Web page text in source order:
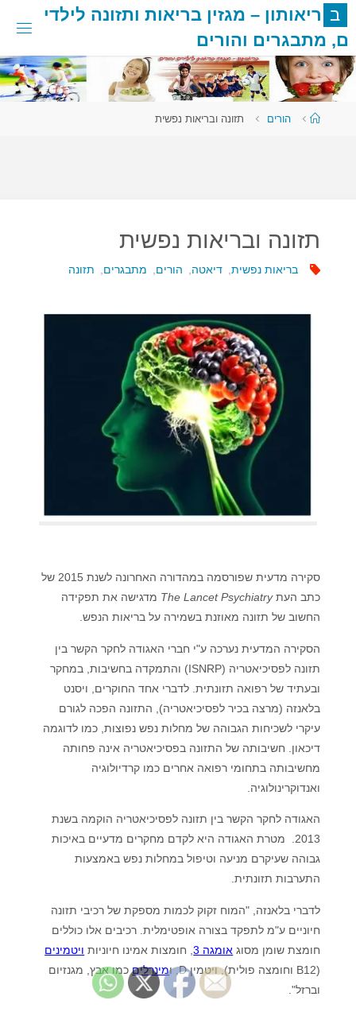
דלגו
לתוכן
ב ריאותון – מגזין בריאות ותזונה לילדי
ם, מתבגרים והורים
עמודהורים תזונה ובריאות נפשית
תזונה ובריאות נפשית
בריאות נפשית דיאטה הורים מתבגרים תזונה
סקירה מדעית שפורסמה במהדורה האחרונה לשנת 2015 של
כתב העתThe Lancet Psychiatry מדגישה את תפקידה
החשוב של תזונה מאוזנת בשמירה על בריאות הנפש.
הסקירה המדעית נערכה ע"י חברי האגודה לחקר הקשר בין
תזונה לפסיכיאטריה (ISNRP) והתמקדה בחשיבות, במחקר
ובעתיד של רפואה תזונתית. לדברי אחד החוקרים, ויסנט
בלאנזה (מרצה בכיר לפסיכיאטריה), התזונה הפכה לגורם
עיקרי לשכיחות הגבוהה של מחלות נפש נפוצות, כמו לדוגמה
דיכאון. חשיבותה של התזונה בפסיכיאטריה אינה פחותה
מחשיבותה בתחומי רפואה אחרים כמו קרדיולוגיה
ואנדוקרינולוגיה.
האגודה לחקר הקשר בין תזונה לפסיכיאטריה הוקמה בשנת
2013. מטרת האגודה היא לקדם מחקרים מדעיים באיכות
גבוהה שעיקרם מניעה וטיפול במחלות נפש באמצעות
התערבות תזונתית.
לדברי בלאנזה, "המוח זקוק לכמות מספקת של רכיבי תזונה
חיוניים ע"מ לתפקד בצורה אופטימלית. רכיבים אלו כוללים
חומצת שומן מסוג אומגה 3 , חומצות אמינו חיוניות ויטמינים
(B12 וחומצה פולית), ויטמין D, ו
מינרליםכמו אבץ, מגנזיום
וברזל".